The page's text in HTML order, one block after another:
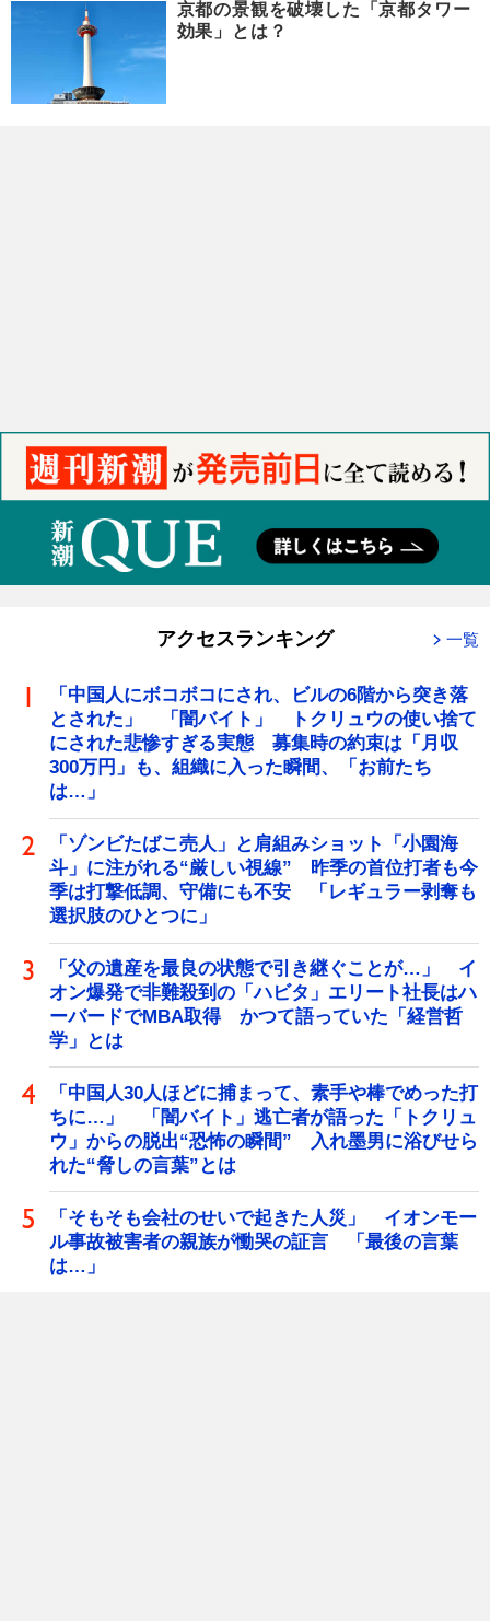
京都の景観を破壊した「京都タワー
効果」とは？
アクセスランキング 一覧
「中国人にボコボコにされ、ビルの6階から突き落
とされた」 「闇バイト」 トクリュウの使い捨て
にされた悲惨すぎる実態 募集時の約束は「月収
300万円」も、組織に入った瞬間、「お前たち
は…」
「ゾンビたばこ売人」と肩組みショット「小園海
斗」に注がれる“厳しい視線” 昨季の首位打者も今
季は打撃低調、守備にも不安 「レギュラー剥奪も
選択肢のひとつに」
「父の遺産を最良の状態で引き継ぐことが…」 イ
オン爆発で非難殺到の「ハビタ」エリート社長はハ
ーバードでMBA取得 かつて語っていた「経営哲
学」とは
「中国人30人ほどに捕まって、素手や棒でめった打
ちに…」 「闇バイト」逃亡者が語った「トクリュ
ウ」からの脱出“恐怖の瞬間” 入れ墨男に浴びせら
れた“脅しの言葉”とは
「そもそも会社のせいで起きた人災」 イオンモー
ル事故被害者の親族が慟哭の証言 「最後の言葉
は…」